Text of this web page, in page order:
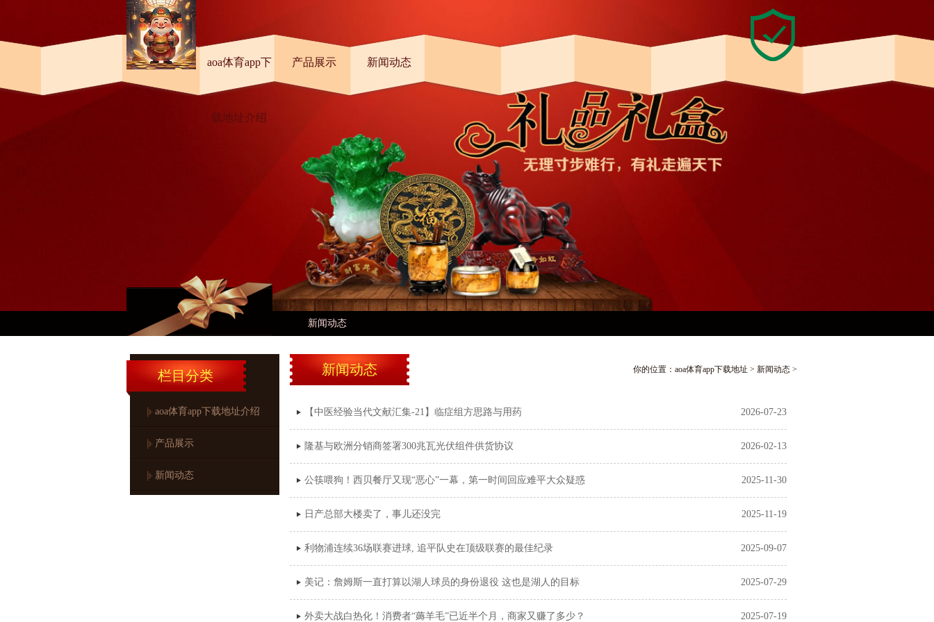
首页 aoa体育app下
载地址介绍
产品展示 新闻动态
新闻动态
栏目分类
aoa体育app下载地址介绍
产品展示
新闻动态
新闻动态 你的位置： aoa体育app下载地址 > 新闻动态 >
【中医经验当代文献汇集-21】临症组方思路与用药 2026-07-23
隆基与欧洲分销商签署300兆瓦光伏组件供货协议 2026-02-13
公筷喂狗！西贝餐厅又现“恶心”一幕，第一时间回应难平大众疑惑 2025-11-30
日产总部大楼卖了，事儿还没完 2025-11-19
利物浦连续36场联赛进球, 追平队史在顶级联赛的最佳纪录 2025-09-07
美记：詹姆斯一直打算以湖人球员的身份退役 这也是湖人的目标 2025-07-29
外卖大战白热化！消费者“薅羊毛”已近半个月，商家又赚了多少？ 2025-07-19